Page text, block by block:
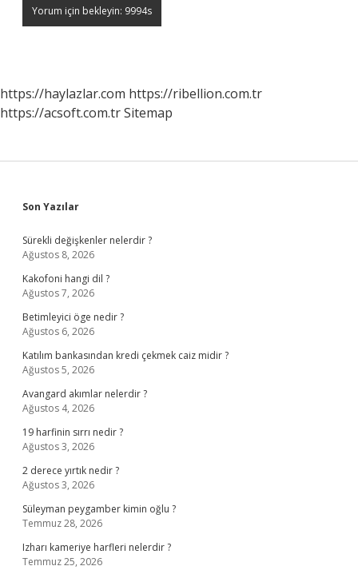
https://haylazlar.com https://ribellion.com.tr
https://acsoft.com.trSitemap
Sidebar
Son Yazılar
Sürekli değişkenler nelerdir ?
Ağustos 8, 2026
Kakofoni hangi dil ?
Ağustos 7, 2026
Betimleyici öge nedir ?
Ağustos 6, 2026
Katılım bankasından kredi çekmek caiz midir ?
Ağustos 5, 2026
Avangard akımlar nelerdir ?
Ağustos 4, 2026
19 harfinin sırrı nedir ?
Ağustos 3, 2026
2 derece yırtık nedir ?
Ağustos 3, 2026
Süleyman peygamber kimin oğlu ?
Temmuz 28, 2026
Izharı kameriye harfleri nelerdir ?
Temmuz 25, 2026